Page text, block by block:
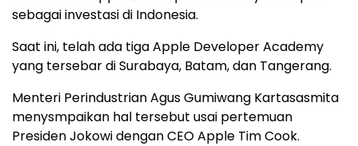
sebagai investasi di Indonesia.
Saat ini, telah ada tiga Apple Developer Academy
yang tersebar di Surabaya, Batam, dan Tangerang.
Menteri Perindustrian Agus Gumiwang Kartasasmita
menysmpaikan hal tersebut usai pertemuan
Presiden Jokowi dengan CEO Apple Tim Cook.